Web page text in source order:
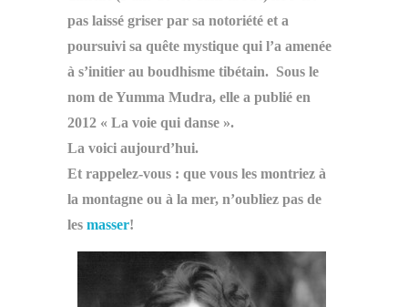
pas laissé griser par sa notoriété et a
poursuivi sa quête mystique qui l’a amenée
à s’initier au boudhisme tibétain. Sous le
nom de Yumma Mudra, elle a publié en
2012 « La voie qui danse ».
La voici aujourd’hui.
Et rappelez-vous : que vous les montriez à
la montagne ou à la mer, n’oubliez pas de
les masser!